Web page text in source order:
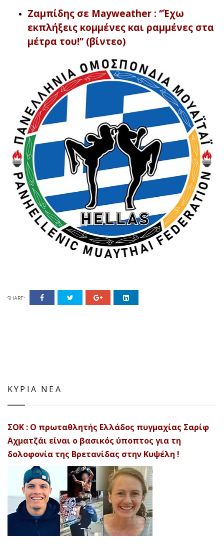
Ζαμπίδης σε Mayweather : ‘’Έχω
εκπλήξεις κομμένες και ραμμένες στα
μέτρα του!’’ (βίντεο)
SHARE:
ΚΥΡΙΑ ΝΕΑ
ΣΟΚ : Ο πρωταθλητής Ελλάδος πυγμαχίας Σαρίφ
Αχματζάι είναι ο βασικός ύποπτος για τη
δολοφονία της Βρετανίδας στην Κυψέλη !